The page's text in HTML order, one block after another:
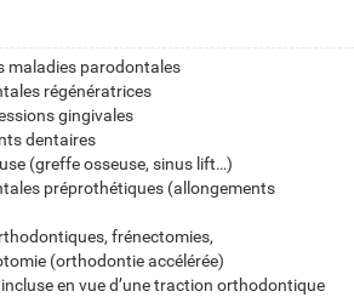
maladies parodontales
régénératrices
gingivales
dentaires
(greffe osseuse, sinus lift…)
préprothétiques (allongements
frénectomies,
(orthodontie accélérée)
en vue d’une traction orthodontique